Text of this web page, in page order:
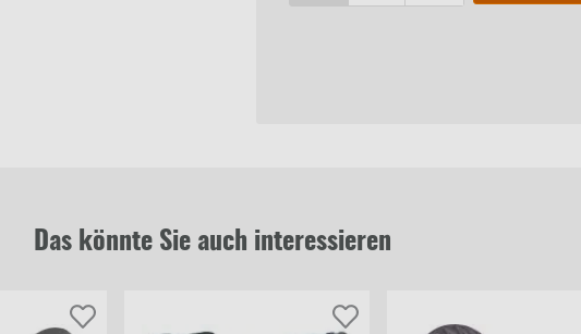
Das könnte Sie auch interessieren